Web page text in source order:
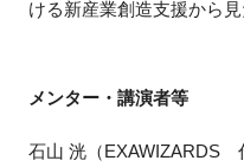
ける新産業創造支援から
メンター・講演者等
石山 洸（EXAWIZARDS